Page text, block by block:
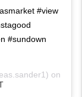
#view
#sundown
on